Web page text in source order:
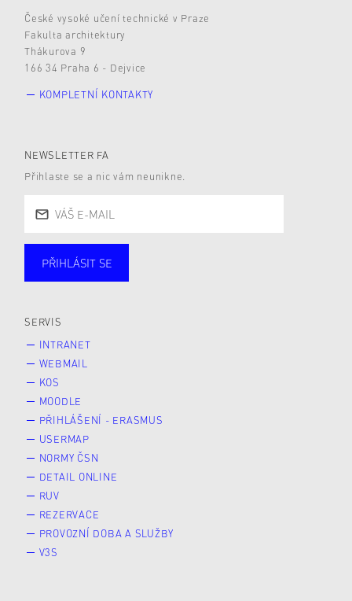
České vysoké učení technické v Praze
Fakulta architektury
Thákurova 9
166 34 Praha 6 - Dejvice
KOMPLETNÍ KONTAKTY
NEWSLETTER FA
Přihlaste se a nic vám neunikne.
Studující
PŘIHLÁSIT SE
SERVIS
INTRANET
WEBMAIL
KOS
MOODLE
PŘIHLÁŠENÍ - ERASMUS
USERMAP
NORMY ČSN
DETAIL ONLINE
RUV
REZERVACE
PROVOZNÍ DOBA A SLUŽBY
V3S